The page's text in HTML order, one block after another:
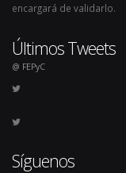
encargará de validarlo.
Últimos Tweets
@ FEPyC
Síguenos